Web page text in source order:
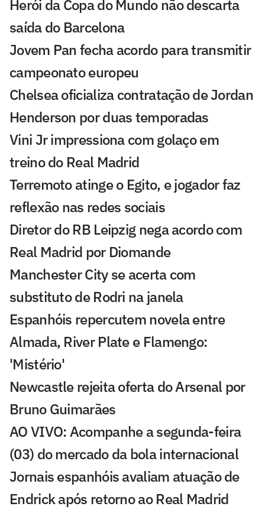
Herói da Copa do Mundo não descarta
saída do Barcelona
Jovem Pan fecha acordo para transmitir
campeonato europeu
Chelsea oficializa contratação de Jordan
Henderson por duas temporadas
Vini Jr impressiona com golaço em
treino do Real Madrid
Terremoto atinge o Egito, e jogador faz
reflexão nas redes sociais
Diretor do RB Leipzig nega acordo com
Real Madrid por Diomande
Manchester City se acerta com
substituto de Rodri na janela
Espanhóis repercutem novela entre
Almada, River Plate e Flamengo:
'Mistério'
Newcastle rejeita oferta do Arsenal por
Bruno Guimarães
AO VIVO: Acompanhe a segunda-feira
(03) do mercado da bola internacional
Jornais espanhóis avaliam atuação de
Endrick após retorno ao Real Madrid